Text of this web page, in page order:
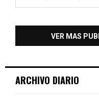
VER MAS
ARCHIVO DIARIO